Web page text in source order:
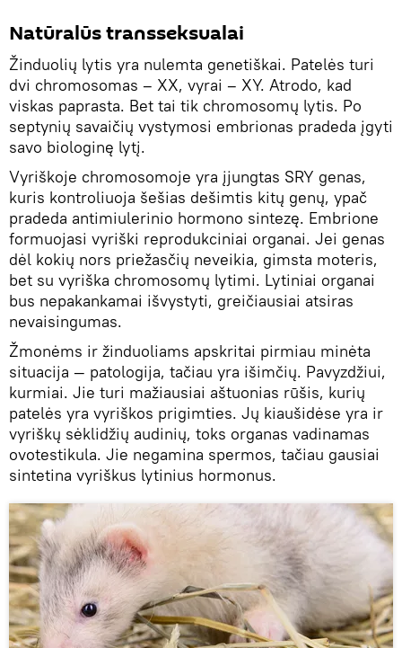
Natūralūs transseksualai
Žinduolių lytis yra nulemta genetiškai. Patelės turi
dvi chromosomas – XX, vyrai – XY. Atrodo, kad
viskas paprasta. Bet tai tik chromosomų lytis. Po
septynių savaičių vystymosi embrionas pradeda įgyti
savo biologinę lytį.
Vyriškoje chromosomoje yra įjungtas SRY genas,
kuris kontroliuoja šešias dešimtis kitų genų, ypač
pradeda antimiulerinio hormono sintezę. Embrione
formuojasi vyriški reprodukciniai organai. Jei genas
dėl kokių nors priežasčių neveikia, gimsta moteris,
bet su vyriška chromosomų lytimi. Lytiniai organai
bus nepakankamai išvystyti, greičiausiai atsiras
nevaisingumas.
Žmonėms ir žinduoliams apskritai pirmiau minėta
situacija — patologija, tačiau yra išimčių. Pavyzdžiui,
kurmiai. Jie turi mažiausiai aštuonias rūšis, kurių
patelės yra vyriškos prigimties. Jų kiaušidėse yra ir
vyriškų sėklidžių audinių, toks organas vadinamas
ovotestikula. Jie negamina spermos, tačiau gausiai
sintetina vyriškus lytinius hormonus.